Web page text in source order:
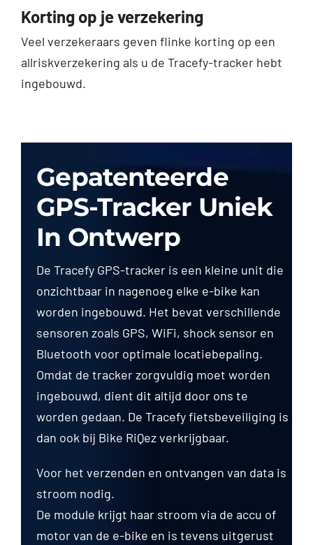
Korting op je verzekering
Veel verzekeraars geven flinke korting op een
allriskverzekering als u de Tracefy-tracker hebt
ingebouwd.
Gepatenteerde
GPS-Tracker Uniek
In Ontwerp
De Tracefy GPS-tracker is een kleine unit die
onzichtbaar in nagenoeg elke e-bike kan
worden ingebouwd. Het bevat verschillende
sensoren zoals GPS, WiFi, shock sensor en
Bluetooth voor optimale locatiebepaling.
Omdat de tracker zorgvuldig moet worden
ingebouwd, dient dit altijd door ons te
worden gedaan. De Tracefy fietsbeveiliging is
dan ook bij Bike RiQez verkrijgbaar.
Voor het verzenden en ontvangen van data is
stroom nodig.
De module krijgt haar stroom via de accu of
motor van de e-bike en is tevens uitgerust